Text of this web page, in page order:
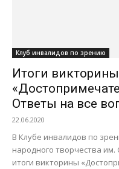
Клуб инвалидов по зрению
Итоги викторины
Ответы на все
22.06.2020
В Клубе инвалидов по
народного творчества
итоги викторины